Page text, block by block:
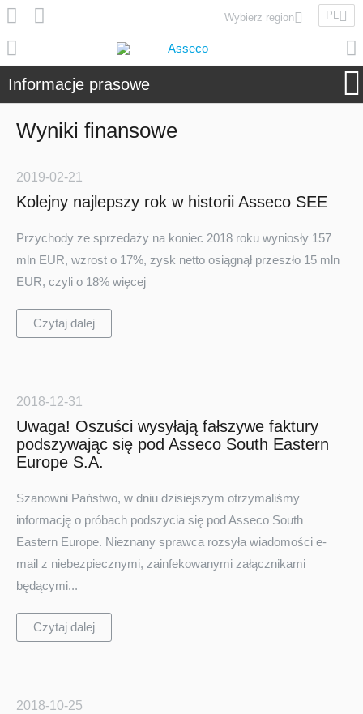
Wybierz region
Asseco Eastern Europe
Asseco PST
Asseco South Eastern Europe
Turkey
PL
Informacje prasowe
Wyniki finansowe
2019-02-21
Kolejny najlepszy rok w historii Asseco SEE
Przychody ze sprzedaży na koniec 2018 roku wyniosły 157
mln EUR, wzrost o 17%, zysk netto osiągnął przeszło 15 mln
EUR, czyli o 18% więcej
Czytaj dalej
2018-12-31
Uwaga! Oszuści wysyłają fałszywe faktury
podszywając się pod Asseco South Eastern
Europe S.A.
Szanowni Państwo, w dniu dzisiejszym otrzymaliśmy
informację o próbach podszycia się pod Asseco South
Eastern Europe. Nieznany sprawca rozsyła wiadomości e-
mail z niebezpiecznymi, zainfekowanymi załącznikami
będącymi...
Czytaj dalej
2018-10-25